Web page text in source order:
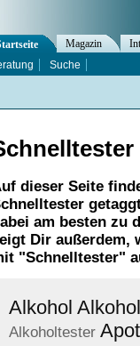
dieser Seite
am besten zu
Dir außerdem,
"Schnelltester"
Alkohol
Alkoholtester
Magazin
Suche